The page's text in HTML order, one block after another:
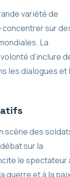
variété de
concentrer sur
La
d’inclure
les dialogues et
scène des
sur la
le spectateur
guerre et à la